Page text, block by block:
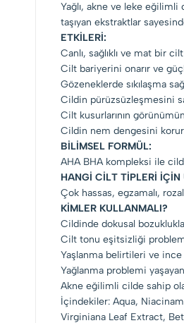
Yağlı, akne ve leke
taşıyan ekstraktlar
ETKİLERİ:
Canlı, sağlıklı ve mat bir
Cilt bariyerini onarır ve
Gözeneklerde sıkılaşma
Cildin pürüzsüzleşmesini
Cilt kusurlarının
Cildin nem dengesini
BİLİMSEL FORMÜL:
AHA BHA kompleksi ile
HANGİ CİLT TİPLERİ İÇİN
Çok hassas, egzamalı,
KİMLER KULLANMALI?
Cildinde dokusal
Cilt tonu eşitsizliği
Yaşlanma belirtileri ve ince
Yağlanma problemi
Akne eğilimli cilde sahip
İçindekiler: Aqua,
Virginiana Leaf Extract,